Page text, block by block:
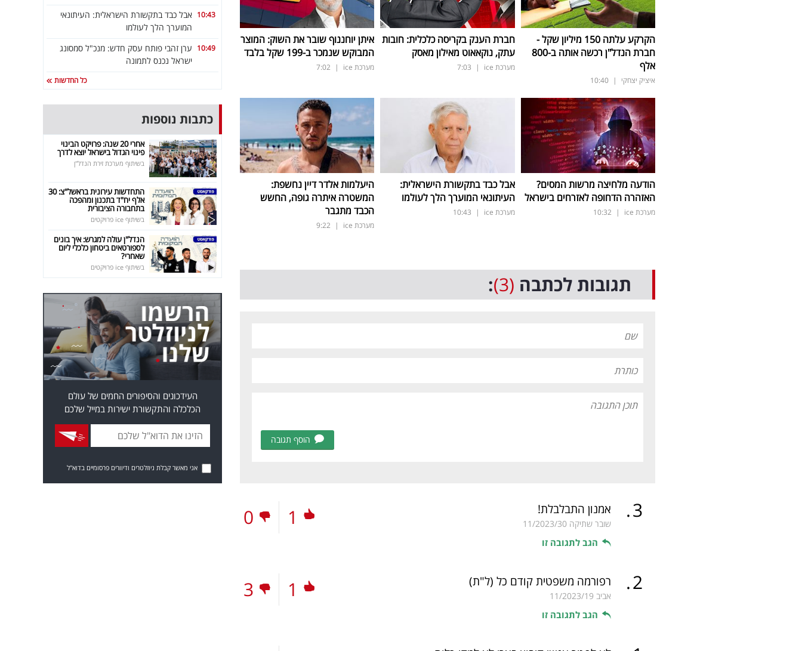
הקרקע עלתה 150 מיליון שקל -
חברת הנדל"ן רכשה אותה ב-800
אלף
איציק יצחקי |
10:40
חברת הענק בקריסה כלכלית: חובות
עתק, נוקאאוט מאילון מאסק
מערכת ice |
7:03
איתן יוחננוף שובר את השוק: המוצר
המבוקש שנמכר ב-199 שקל בלבד
מערכת ice |
7:02
הודעה מלחיצה מרשות המסים?
האזהרה הדחופה לאזרחים בישראל
מערכת ice |
10:32
אבל כבד בתקשורת הישראלית:
העיתונאי המוערך הלך לעולמו
מערכת ice |
10:43
היעלמות אלדר דיין נחשפת:
המשטרה איתרה גופה, החשש
הכבד מתגבר
מערכת ice |
9:22
תגובות לכתבה (3)
:
הוסף תגובה
3
. אמנון התבלבלת!
שובר שתיקה 11/2023/30
הגב לתגובה זו
1
0
2
. רפורמה משפטית קודם כל (ל"ת)
אביב 11/2023/19
הגב לתגובה זו
1
3
10:43 אבל כבד בתקשורת הישראלית: העיתונאי
המוערך הלך לעולמו
10:49 ערן זהבי פותח עסק חדש: מנכ"ל סמסונג
ישראל נכנס לתמונה
כל החדשות
כתבות נוספות
אחרי 20 שנה: פרויקט הבינוי
פינוי הגדול בישראל יוצא לדרך
בשיתוף מערכת זירת הנדל"ן
התחדשות עירונית בראשל"צ: 30
אלף יח"ד בתכנון ומהפכה
בתחבורה הציבורית
בשיתוף ice פרויקטים
הנדל"ן עולה למגרש: איך בונים
לספורטאים ביטחון כלכלי ליום
שאחרי?
בשיתוף ice פרויקטים
העידכונים והסיפורים החמים של עולם
הכלכלה והתקשורת ישירות במייל שלכם
אני מאשר קבלת ניוזלטרים ודיוורים פרסומיים בדוא"ל